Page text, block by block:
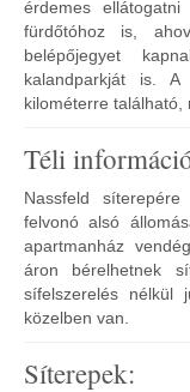
érdemes
fürdőtóhoz is,
belépőjegyet
kalandparkját is. A
kilométerre található,
Téli
Nassfeld
felvonó alsó
apartmanház
áron bérelhetnek
sífelszerelés nélkül
közelben van.
Síterepek: